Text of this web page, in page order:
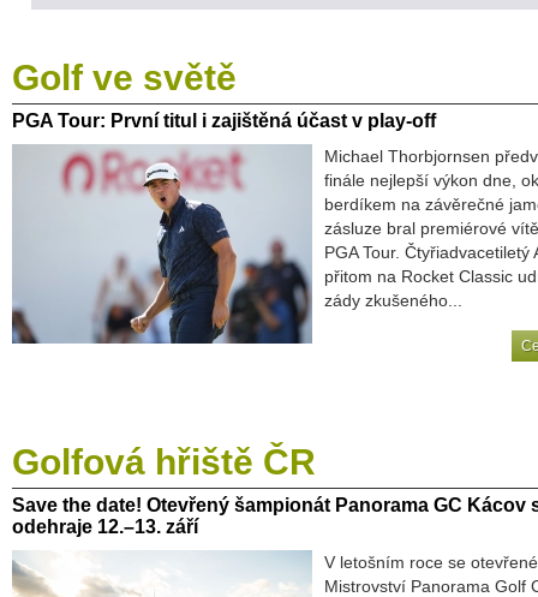
Golf ve světě
PGA Tour: První titul i zajištěná účast v play-off
Michael Thorbjornsen
finále nejlepší výkon dne,
berdíkem na závěrečné
zásluze bral premiérové
PGA Tour. Čtyřiadvacetiletý
přitom na Rocket Classic
zády zkušeného...
Golfová hřiště ČR
Save the date! Otevřený šampionát Panorama GC Kácov
odehraje 12.–13. září
V letošním roce se otevřené
Mistrovství Panorama Golf